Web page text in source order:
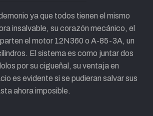
ya que todos tienen el mismo
insalvable, su corazón mecánico, el
el motor 12N360 o A-85-3A, un
El sistema es como juntar dos
por su cigueñal, su ventaja en
es evidente si se pudieran salvar sus
ahora imposible.